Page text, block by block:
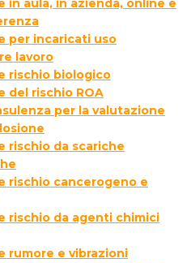
in aula, in azienda, online e
per incaricati uso
lavoro
rischio biologico
del rischio ROA
per la valutazione
rischio da scariche
rischio cancerogeno e
rischio da agenti chimici
rumore e vibrazioni